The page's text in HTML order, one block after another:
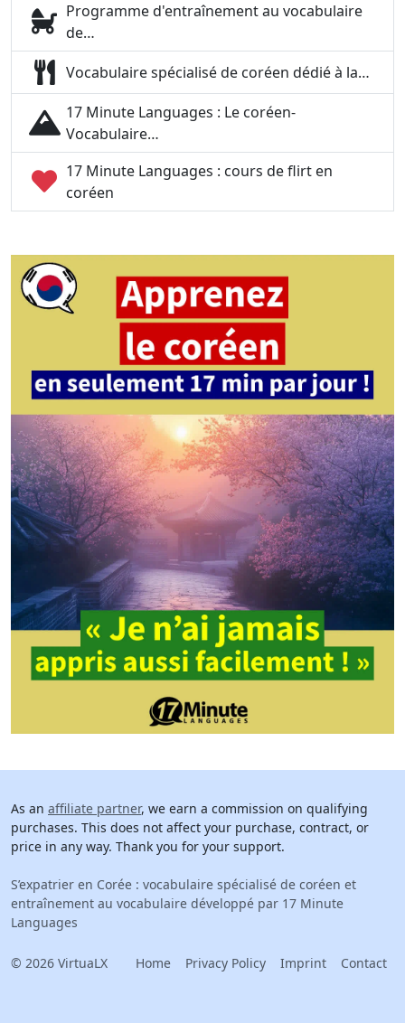
Programme d'entraînement au vocabulaire
de…
Vocabulaire spécialisé de coréen dédié à la…
17 Minute Languages : Le coréen-
Vocabulaire…
17 Minute Languages : cours de flirt en
coréen
As an affiliate partner, we earn a commission on qualifying
purchases. This does not affect your purchase, contract, or
price in any way. Thank you for your support.
S’expatrier en Corée : vocabulaire spécialisé de coréen et
entraînement au vocabulaire développé par 17 Minute
Languages
© 2026 VirtuaLX Home Privacy Policy Imprint Contact